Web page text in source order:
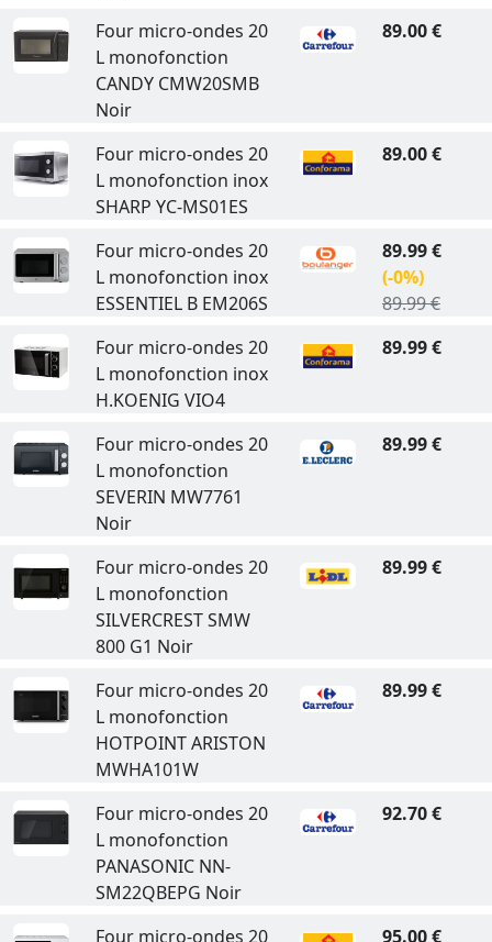
Four micro-ondes 20
L monofonction
CANDY CMW20SMB
Noir
89.00 €
Four micro-ondes 20
L monofonction inox
SHARP YC-MS01ES
89.00 €
Four micro-ondes 20
L monofonction inox
ESSENTIEL B EM206S
89.99 €
(-0%)
89.99 €
Four micro-ondes 20
L monofonction inox
H.KOENIG VIO4
89.99 €
Four micro-ondes 20
L monofonction
SEVERIN MW7761
Noir
89.99 €
Four micro-ondes 20
L monofonction
SILVERCREST SMW
800 G1 Noir
89.99 €
Four micro-ondes 20
L monofonction
HOTPOINT ARISTON
MWHA101W
89.99 €
Four micro-ondes 20
L monofonction
PANASONIC NN-
SM22QBEPG Noir
92.70 €
Four micro-ondes 20 95.00 €